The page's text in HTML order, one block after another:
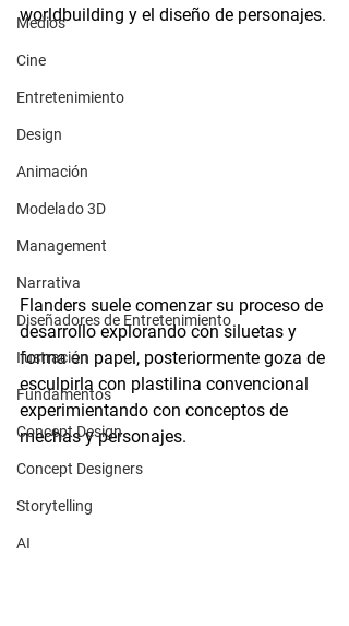
Medios
Cine
Entretenimiento
Design
Animación
Modelado 3D
Management
Narrativa
Diseñadores de Entretenimiento
Ilustración
Fundamentos
Concept Design
Concept Designers
Storytelling
AI
worldbuilding y el diseño de personajes.
Flanders suele comenzar su proceso de
desarrollo explorando con siluetas y
forma en papel, posteriormente goza de
esculpirla con plastilina convencional
experimientando con conceptos de
mechas y personajes.